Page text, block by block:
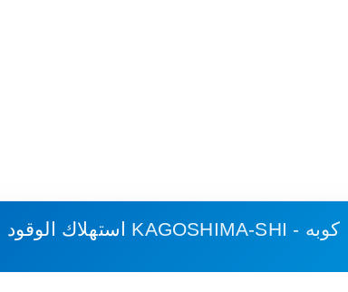
KAGOSHIMA-SHI - كوبه